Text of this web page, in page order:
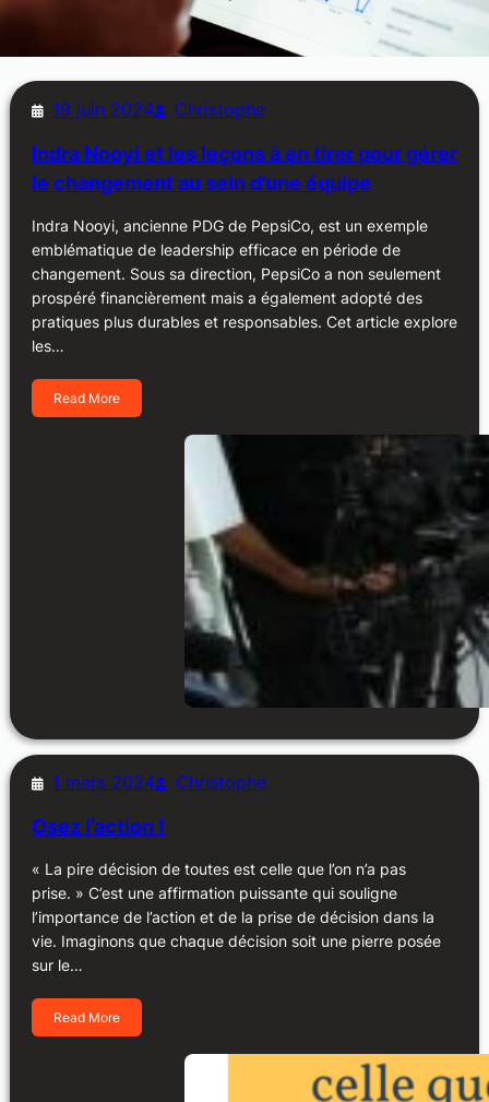
19 juin 2024 Christophe
Indra Nooyi et les leçons à en tirer pour gérer
le changement au sein d’une équipe
Indra Nooyi, ancienne PDG de PepsiCo, est un exemple
emblématique de leadership efficace en période de
changement. Sous sa direction, PepsiCo a non seulement
prospéré financièrement mais a également adopté des
pratiques plus durables et responsables. Cet article explore
les…
Read More
1 mars 2024 Christophe
Osez l’action !
« La pire décision de toutes est celle que l’on n’a pas
prise. » C’est une affirmation puissante qui souligne
l’importance de l’action et de la prise de décision dans la
vie. Imaginons que chaque décision soit une pierre posée
sur le…
Read More